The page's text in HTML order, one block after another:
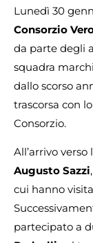
Lunedì 30
Consorzio
da parte degli
squadra
dallo scorso
trascorsa con
Consorzio.
All’arrivo
Augusto Sazzi
cui hanno
partecipato a